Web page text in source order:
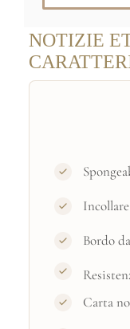
NOTIZIE
Bordo
Carta